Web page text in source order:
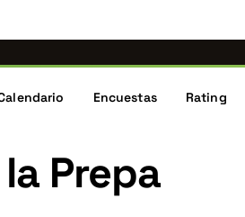
Encuestas Rating
Prepa